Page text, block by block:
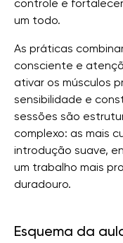
controle e
um todo.
As práticas
consciente e
ativar os músculos
sensibilidade e
sessões são
complexo: as mais
introdução suave,
um trabalho mais
duradouro.
Esquema da